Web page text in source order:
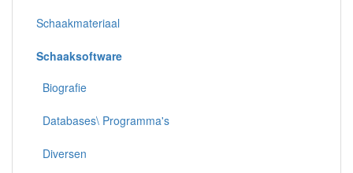
Schaakmateriaal
Schaaksoftware
Biografie
Databases\ Programma's
Diversen